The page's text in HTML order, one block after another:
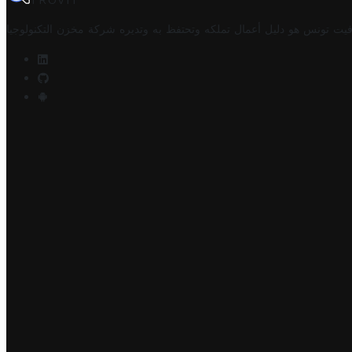
تونس هو دليل أعمال تملكه وتحتفظ به وتديره شركة مخزن التكنولوجيا